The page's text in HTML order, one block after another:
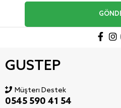
GUSTEP
Müşteri Destek
0545 590 41 54